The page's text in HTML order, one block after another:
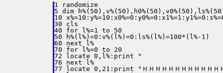
1 randomize
5 dim
10
30 cls
40 for l%=1 to 50
50 h%(l%)=0:v%(l%)=0:ls%(l%)=100*(l%-1)
60 next l%
70 for l%=0 to 20
72 locate 0,l%:print "　　　　　　　　　　　　　
76 next l%
77 locate 0,21:print "ＨＨＨＨＨＨＨＨＨＨＨＨＨ